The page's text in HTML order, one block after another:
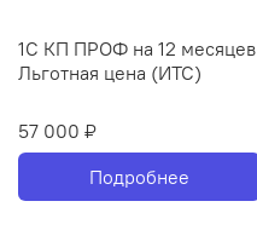
1С КП ПРОФ на 12 месяцев
Льготная цена (ИТС)
57 000 ₽
Подробнее